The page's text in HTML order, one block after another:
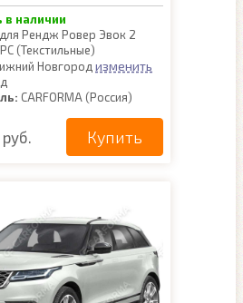
в наличии
для Рендж Ровер Эвок 2
(Текстильные)
Новгород изменить
CARFORMA (Россия)
Купить